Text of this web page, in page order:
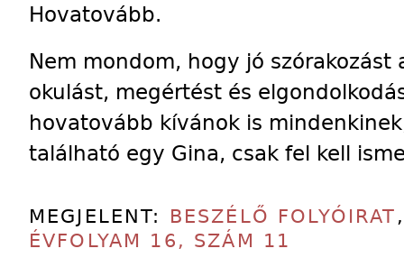
Hovatovább.
Nem mondom, hogy jó szórakozást
okulást, meg­értést és
hovatovább kívánok is
található egy Gina, csak fel kell
MEGJELENT: BESZÉLŐ FOLYÓIRAT
ÉVFOLYAM 16, SZÁM 11